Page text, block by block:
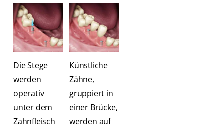
Die Stege
werden
operativ
unter dem
Zahnfleisch
Künstliche
Zähne,
gruppiert in
einer Brücke,
werden auf